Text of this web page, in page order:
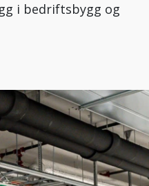
i bedriftsbygg og